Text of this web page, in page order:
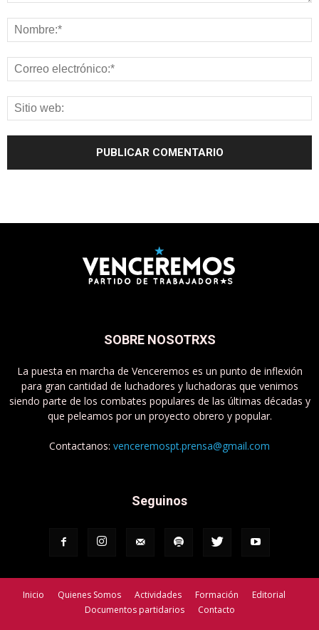
SOBRE NOSOTRXS
La puesta en marcha de Venceremos es un punto de inflexión
para gran cantidad de luchadores y luchadoras que venimos
siendo parte de los combates populares de las últimas décadas y
que peleamos por un proyecto obrero y popular.
Contactanos: venceremospt.prensa@gmail.com
Seguinos
Inicio Quienes Somos Actividades Formación
Editorial
Documentos partidarios
Contacto